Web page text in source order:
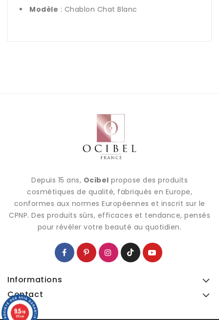
Modèle : Chablon Chat Blanc
Depuis 15 ans, Ocibel propose des produits
cosmétiques de qualité, fabriqués en Europe,
conformes aux normes Européennes et inscrit sur le
CPNP. Des produits sûrs, efficaces et tendance, pensés
pour révéler votre beauté au quotidien.
Informations
Contact
9.5/10
128 avis
9.5/10
128 avis